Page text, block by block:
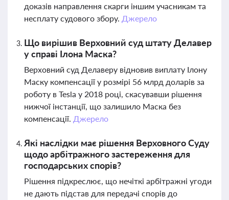
доказів направлення скарги іншим учасникам та
несплату судового збору. Джерело
Що вирішив Верховний суд штату Делавер
у справі Ілона Маска?
Верховний суд Делаверу відновив виплату Ілону
Маску компенсації у розмірі 56 млрд доларів за
роботу в Tesla у 2018 році, скасувавши рішення
нижчої інстанції, що залишило Маска без
компенсації. Джерело
Які наслідки має рішення Верховного Суду
щодо арбітражного застереження для
господарських спорів?
Рішення підкреслює, що нечіткі арбітражні угоди
не дають підстав для передачі спорів до